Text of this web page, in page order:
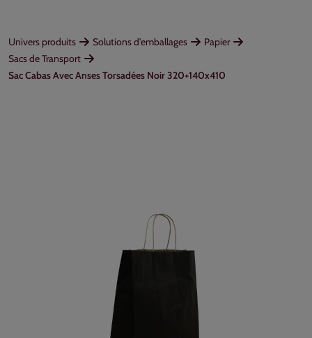
Univers produits Solutions d'emballages
Papier
Sacs de Transport
Sac Cabas Avec Anses Torsadées Noir 320+140x410